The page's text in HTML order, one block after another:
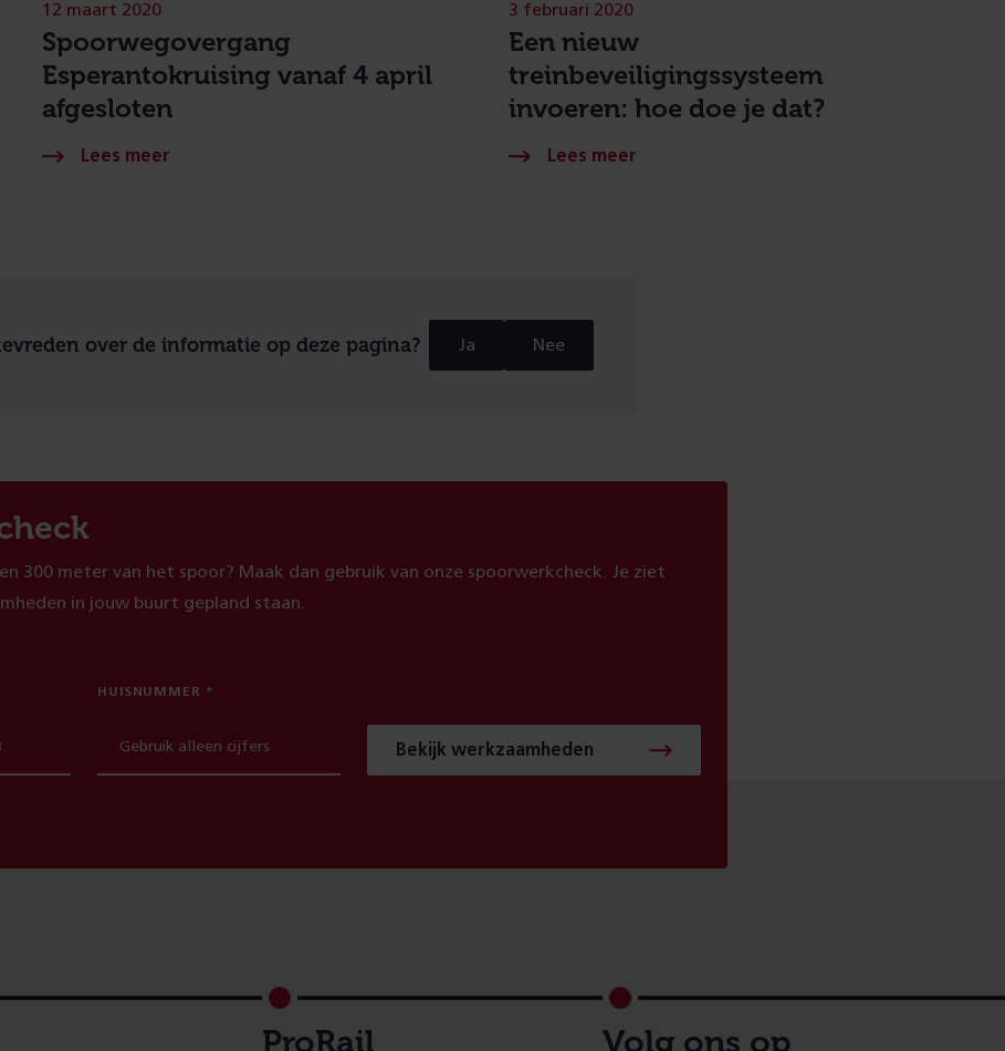
Spoorwegovergang
Esperantokruising vanaf 4 april
afgesloten
12 maart 2020
Een nieuw
treinbeveiligingssysteem
invoeren: hoe doe je dat?
3 februari 2020
over de informatie op deze pagina? Ja Nee
300 meter van het spoor? Maak dan gebruik van onze spoorwerkcheck. Je ziet
in jouw buurt gepland staan.
HUISNUMMER
Bekijk werkzaamheden
ProRail Volg ons op